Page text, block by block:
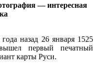
— интересная
года назад 26 января 1525
первый печатный
карты Руси.